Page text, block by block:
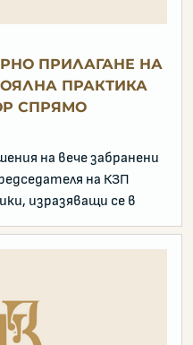
ПРИЛАГАНЕ НА
ПРАКТИКА
СПРЯМО
на вече забранени
на КЗП
изразяващи се в